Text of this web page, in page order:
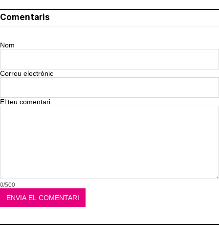
Comentaris
Nom
Correu electrònic
El teu comentari
0/500